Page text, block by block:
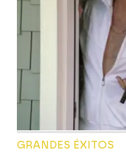
GRANDES ÉXITOS